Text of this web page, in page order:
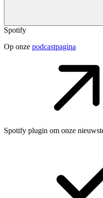
Spotify
Op onze podcastpagina
Spotify plugin om onze